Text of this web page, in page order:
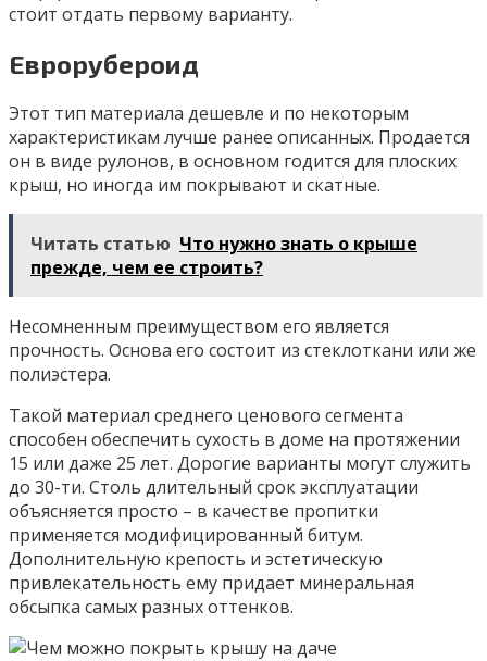
стоит отдать первому варианту.
Еврорубероид
Этот тип материала дешевле и по некоторым
характеристикам лучше ранее описанных. Продается
он в виде рулонов, в основном годится для плоских
крыш, но иногда им покрывают и скатные.
Читать статью Что нужно знать о крыше
прежде, чем ее строить?
Несомненным преимуществом его является
прочность. Основа его состоит из стеклоткани или же
полиэстера.
Такой материал среднего ценового сегмента
способен обеспечить сухость в доме на протяжении
15 или даже 25 лет. Дорогие варианты могут служить
до 30-ти. Столь длительный срок эксплуатации
объясняется просто – в качестве пропитки
применяется модифицированный битум.
Дополнительную крепость и эстетическую
привлекательность ему придает минеральная
обсыпка самых разных оттенков.